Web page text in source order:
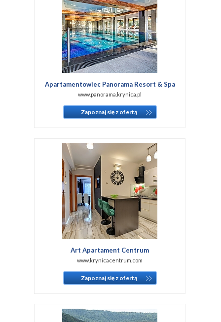
Apartamentowiec Panorama Resort & Spa
www.panorama.krynica.pl
Zapoznaj się z ofertą
Art Apartament Centrum
www.krynicacentrum.com
Zapoznaj się z ofertą